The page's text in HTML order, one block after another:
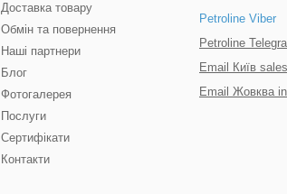
Доставка товару
Обмін та повернення
Наші партнери
Блог
Фотогалерея
Послуги
Сертифікати
Контакти
Petroline Viber
Petroline
Email Київ
Email Жовква